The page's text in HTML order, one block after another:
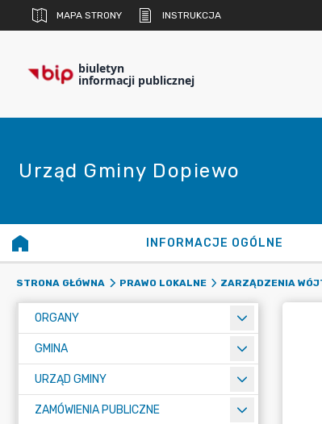
MAPA STRONY INSTRUKCJA
biuletyn
informacji publicznej
Urząd Gminy Dopiewo
INFORMACJE OGÓLNE
STRONA GŁÓWNA PRAWO LOKALNE ZARZĄDZENIA
ORGANY
GMINA
URZĄD GMINY
ZAMÓWIENIA PUBLICZNE